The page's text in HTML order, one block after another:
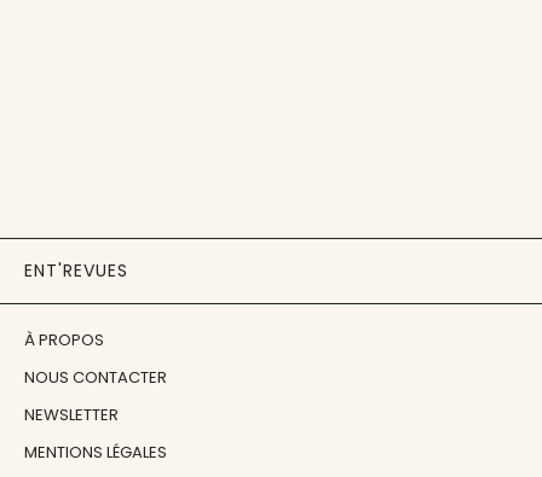
ENT'REVUES
À PROPOS
NOUS CONTACTER
NEWSLETTER
MENTIONS LÉGALES